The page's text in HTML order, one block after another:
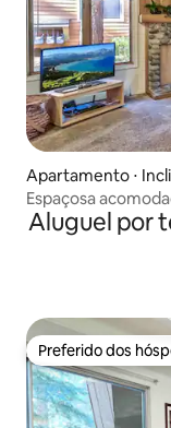
Apartamento ⋅
Espaçosa
Hyatt, lojas e
Aluguel por
Preferido dos
Preferido dos